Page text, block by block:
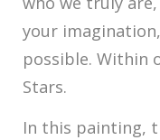
your
possible. Within
Stars.
In this painting,